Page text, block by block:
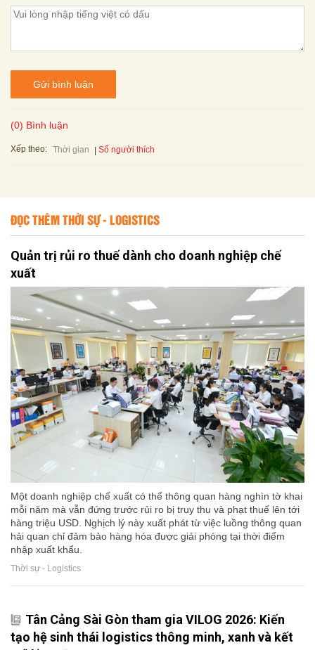
Gửi bình luận
(0) Bình luận
Xếp theo: Thời gian Số người thích
ĐỌC THÊM THỜI SỰ - LOGISTICS
Quản trị rủi ro thuế dành cho doanh nghiệp chế
xuất
Một doanh nghiệp chế xuất có thể thông quan hàng nghìn tờ khai
mỗi năm mà vẫn đứng trước rủi ro bị truy thu và phạt thuế lên tới
hàng triệu USD. Nghịch lý này xuất phát từ việc luồng thông quan
hải quan chỉ đảm bảo hàng hóa được giải phóng tại thời điểm
nhập xuất khẩu.
Thời sự - Logistics
Tân Cảng Sài Gòn tham gia VILOG 2026: Kiến
tạo hệ sinh thái logistics thông minh, xanh và kết